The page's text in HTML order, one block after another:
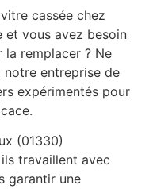
cassée chez
et vous avez besoin
la remplacer ? Ne
notre entreprise de
expérimentés pour
(01330)
travaillent avec
garantir une